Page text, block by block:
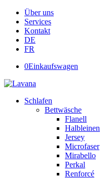
Über uns
Services
Kontakt
DE
FR
0Einkaufswagen
Schlafen
Bettwäsche
Flanell
Halbleinen
Jersey
Microfaser
Mirabello
Perkal
Renforcé